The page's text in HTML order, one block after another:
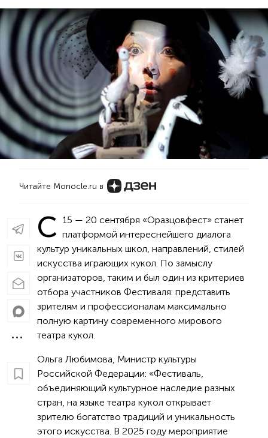
Читайте Monocle.ru в
С 15 — 20 сентября «Оразцовфест» станет
платформой интереснейшего диалога
культур уникальных школ, направлений, стилей
искусства играющих кукол. По замыслу
организаторов, таким и был один из критериев
отбора участников Фестиваля: представить
зрителям и профессионалам максимально
полную картину современного мирового
театра кукол.
Ольга Любимова, Министр культуры
Российской Федерации: «Фестиваль,
объединяющий культурное наследие разных
стран, на языке театра кукол открывает
зрителю богатство традиций и уникальность
этого искусства. В 2025 году мероприятие